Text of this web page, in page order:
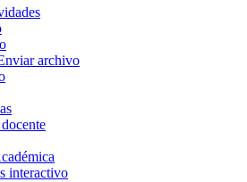
archivo
interactivo